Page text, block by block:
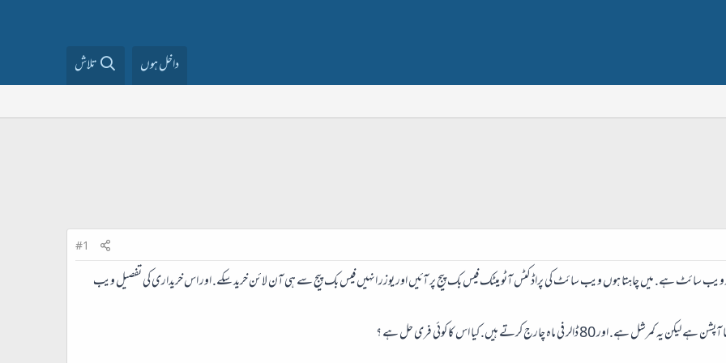
داخل ہوں تلاش
#1
سائٹ ہے. میں چاہتا ہوں ویب سائٹ کی پراڈکٹس آٹو میٹک فیس بک پیج پر آئیں اور یوزر انہیں فیس بک پیج سے ہی آن لائن خرید سکے. اور اس خریداری کی تفصیل ویب